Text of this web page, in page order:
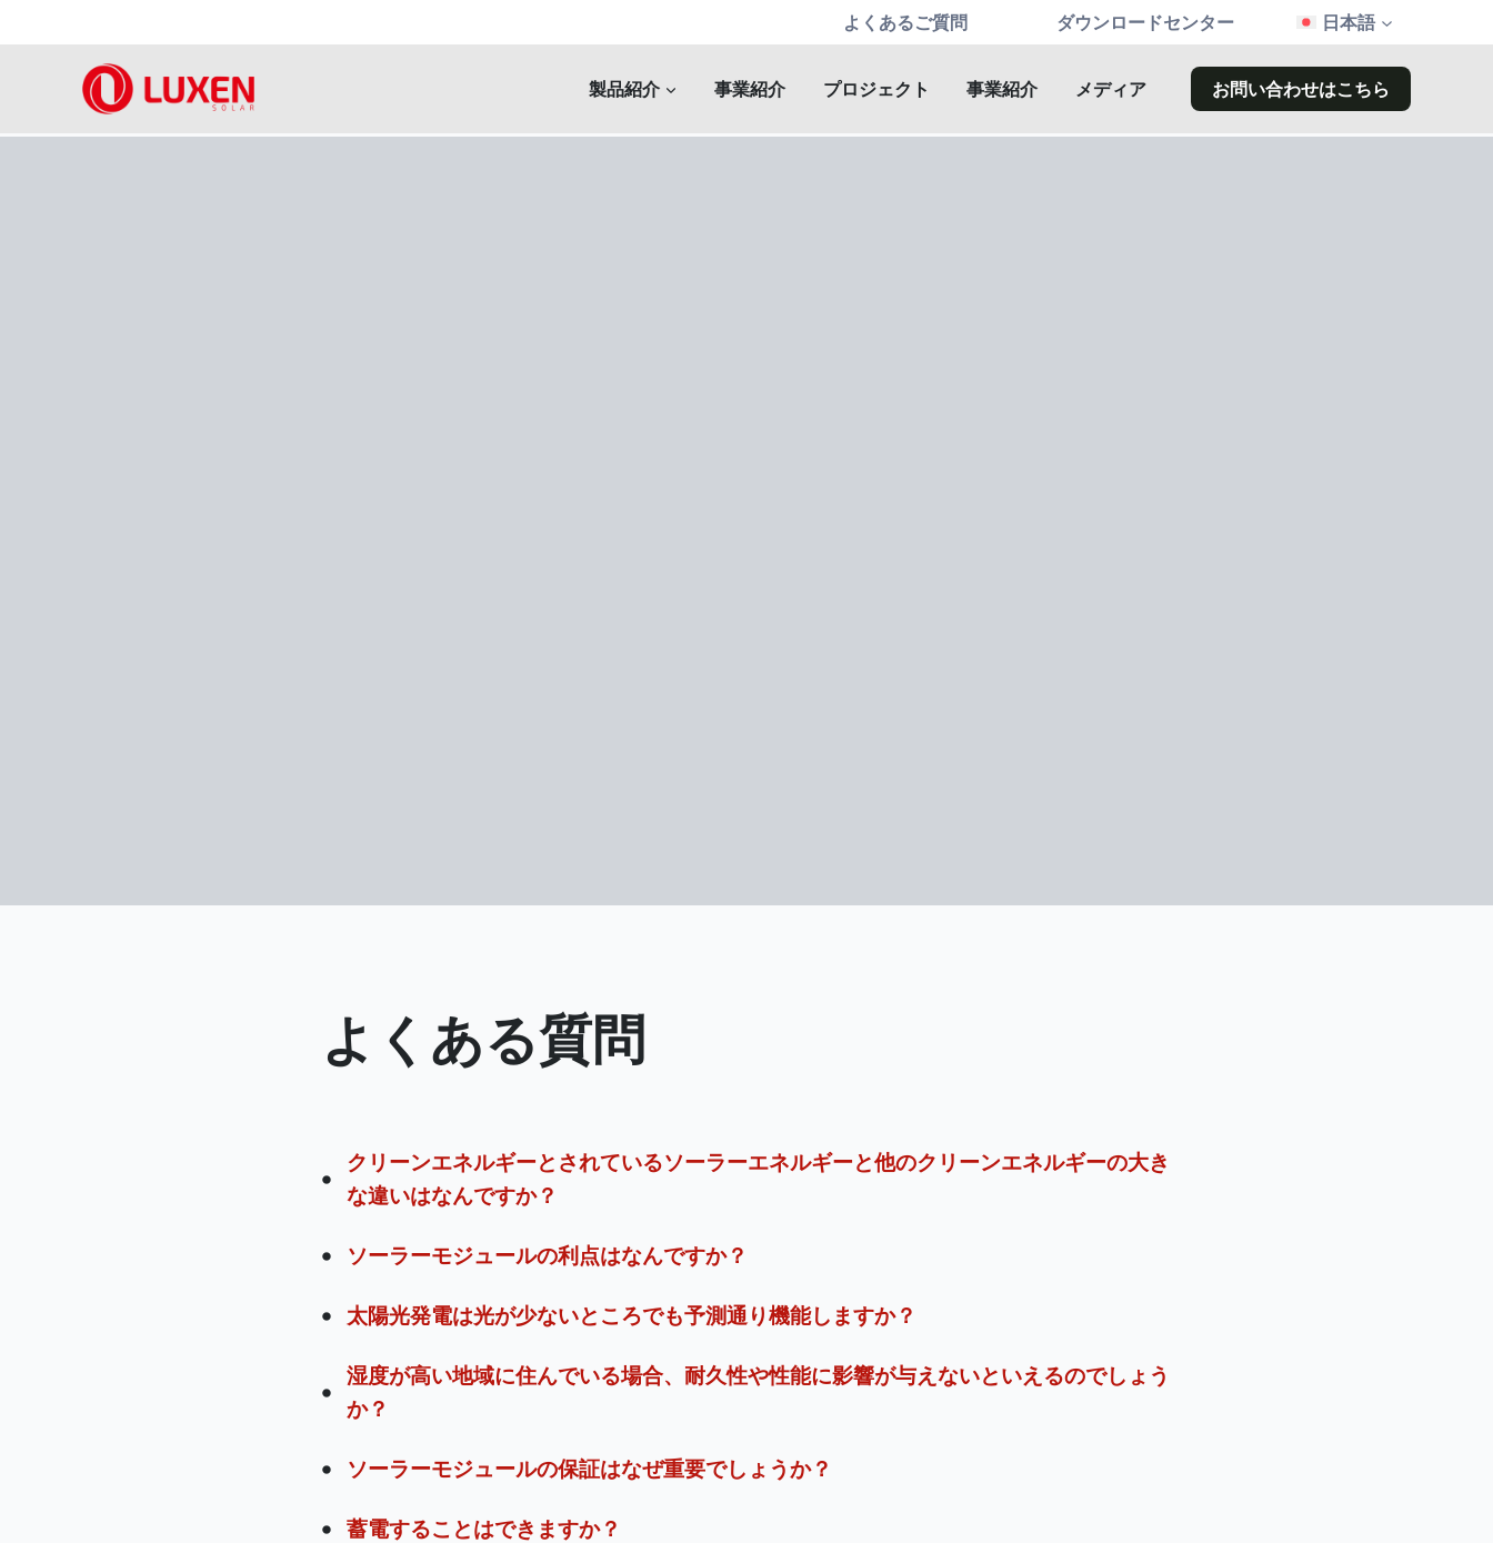
ッ
よくあるご質問 ダウンロードセンター 日本語
製品紹介 事業紹介 プロジェクト 事業紹介 メディア お問い合わせはこちら
よくある質問
クリーンエネルギーとされているソーラーエネルギーと他のクリーンエネルギーの大き
な違いはなんですか？
ソーラーモジュールの利点はなんですか？
太陽光発電は光が少ないところでも予測通り機能しますか？
湿度が高い地域に住んでいる場合、耐久性や性能に影響が与えないといえるのでしょう
か？
ソーラーモジュールの保証はなぜ重要でしょうか？
蓄電することはできますか？